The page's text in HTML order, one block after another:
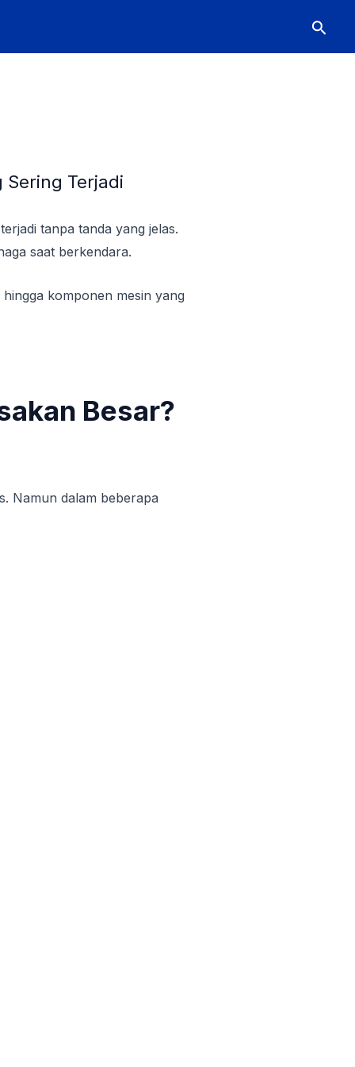
Sering Terjadi
tanpa tanda yang jelas.
saat berkendara.
komponen mesin yang
Besar?
Namun dalam beberapa